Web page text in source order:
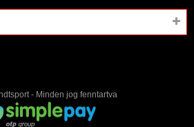
- Minden jog fenntartva